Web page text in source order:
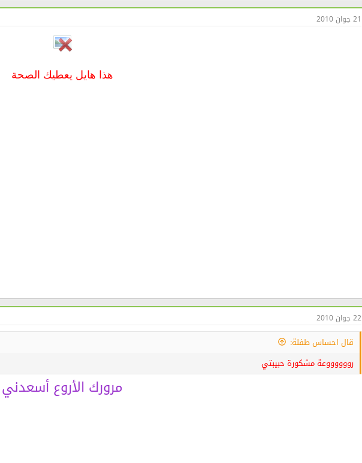
21 جوان 2010
هذا هايل يعطيك الصحة
22 جوان 2010
قال احساس طفلة:
رووووووعة مشكورة حبيبتي
مرورك الأروع أسعدني